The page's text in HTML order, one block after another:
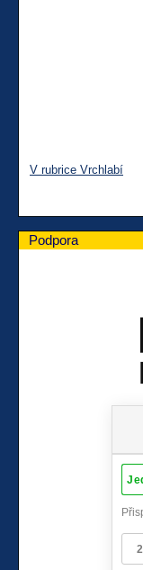
V rubrice Vrchlabí
Podpora